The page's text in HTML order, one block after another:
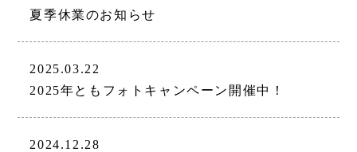
夏季休業のお知らせ
2025.03.22
2025年ともフォトキャンペーン開催中！
2024.12.28